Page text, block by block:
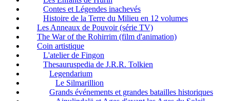
Contes et Légendes inachevés
Histoire de la Terre du Milieu en 12 volumes
Les Anneaux de Pouvoir (série TV)
The War of the Rohirrim (film d'animation)
Coin artistique
L'atelier de Fingon
Thesauruspedia de J.R.R. Tolkien
Legendarium
Le Silmarillion
Grands événements et grandes batailles historiques